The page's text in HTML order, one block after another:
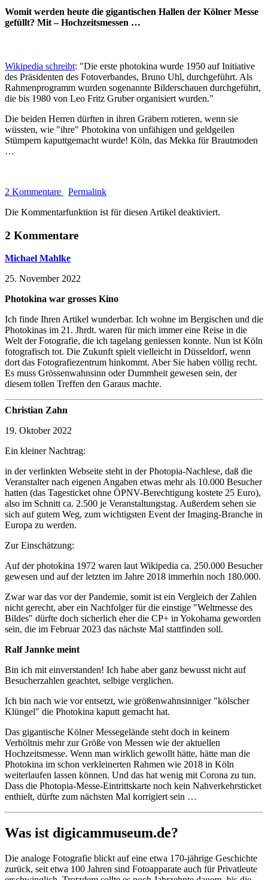
Womit werden heute die gigantischen Hallen der Kölner Messe
gefüllt? Mit – Hochzeitsmessen …
Wikipedia schreibt: "Die erste photokina wurde 1950 auf Initiative
des Präsidenten des Fotoverbandes, Bruno Uhl, durchgeführt. Als
Rahmenprogramm wurden sogenannte Bilderschauen durchgeführt,
die bis 1980 von Leo Fritz Gruber organisiert wurden."
Die beiden Herren dürften in ihren Gräbern rotieren, wenn sie
wüssten, wie "ihre" Photokina von unfähigen und geldgeilen
Stümpern kaputtgemacht wurde! Köln, das Mekka für Brautmoden
…
2 Kommentare
Permalink
Die Kommentarfunktion ist für diesen Artikel deaktiviert.
2 Kommentare
Michael Mahlke
25. November 2022
Photokina war grosses Kino
Ich finde Ihren Artikel wunderbar. Ich wohne im Bergischen und die
Photokinas im 21. Jhrdt. waren für mich immer eine Reise in die
Welt der Fotografie, die ich tagelang geniessen konnte. Nun ist Köln
fotografisch tot. Die Zukunft spielt vielleicht in Düsseldorf, wenn
dort das Fotografiezentrum hinkommt. Aber Sie haben völlig recht.
Es muss Grössenwahnsinn oder Dummheit gewesen sein, der
diesem tollen Treffen den Garaus machte.
Christian Zahn
19. Oktober 2022
Ein kleiner Nachtrag:
in der verlinkten Webseite steht in der Photopia-Nachlese, daß die
Veranstalter nach eigenen Angaben etwas mehr als 10.000 Besucher
hatten (das Tagesticket ohne ÖPNV-Berechtigung kostete 25 Euro),
also im Schnitt ca. 2.500 je Veranstaltungstag. Außerdem sehen sie
sich auf gutem Weg, zum wichtigsten Event der Imaging-Branche in
Europa zu werden.
Zur Einschätzung:
Auf der photokina 1972 waren laut Wikipedia ca. 250.000 Besucher
gewesen und auf der letzten im Jahre 2018 immerhin noch 180.000.
Zwar war das vor der Pandemie, somit ist ein Vergleich der Zahlen
nicht gerecht, aber ein Nachfolger für die einstige "Weltmesse des
Bildes" dürfte doch sicherlich eher die CP+ in Yokohama geworden
sein, die im Februar 2023 das nächste Mal stattfinden soll.
Ralf Jannke meint
Bin ich mit einverstanden! Ich habe aber ganz bewusst nicht auf
Besucherzahlen geachtet, selbige verglichen.
Ich bin nach wie vor entsetzt, wie größenwahnsinniger "kölscher
Klüngel" die Photokina kaputt gemacht hat.
Das gigantische Kölner Messegelände steht doch in keinem
Verhöltnis mehr zur Größe von Messen wie der aktuellen
Hochzeitsmesse. Wenn man wirklich gewollt hätte, hätte man die
Photokina im schon verkleinerten Rahmen wie 2018 in Köln
weiterlaufen lassen können. Und das hat wenig mit Corona zu tun.
Dass die Photopia-Messe-Eintrittskarte noch kein Nahverkehrsticket
enthielt, dürfte zum nächsten Mal korrigiert sein …
Was ist digicammuseum.de?
Die analoge Fotografie blickt auf eine etwa 170-jährige Geschichte
zurück, seit etwa 100 Jahren sind Fotoapparate auch für Privatleute